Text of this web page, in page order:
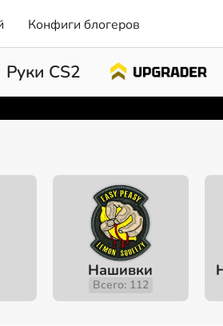
Конфиги блогеров
Руки CS2
Нашивки
Всего: 112